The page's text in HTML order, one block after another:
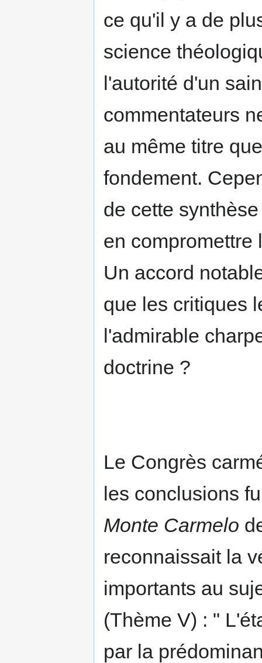
ce qu'il y a de
science
l'autorité d'un
commentateurs
au même titre
fondement.
de cette
en compromettre
Un accord
que les critiques
l'admirable
doctrine ?
Le Congrès
les conclusions
Monte Carmelo
reconnaissait la
importants au
(Thème V) : "
par la